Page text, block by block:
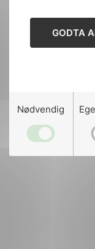
GODTA
Nødvendig
Designed and
Stem Agency